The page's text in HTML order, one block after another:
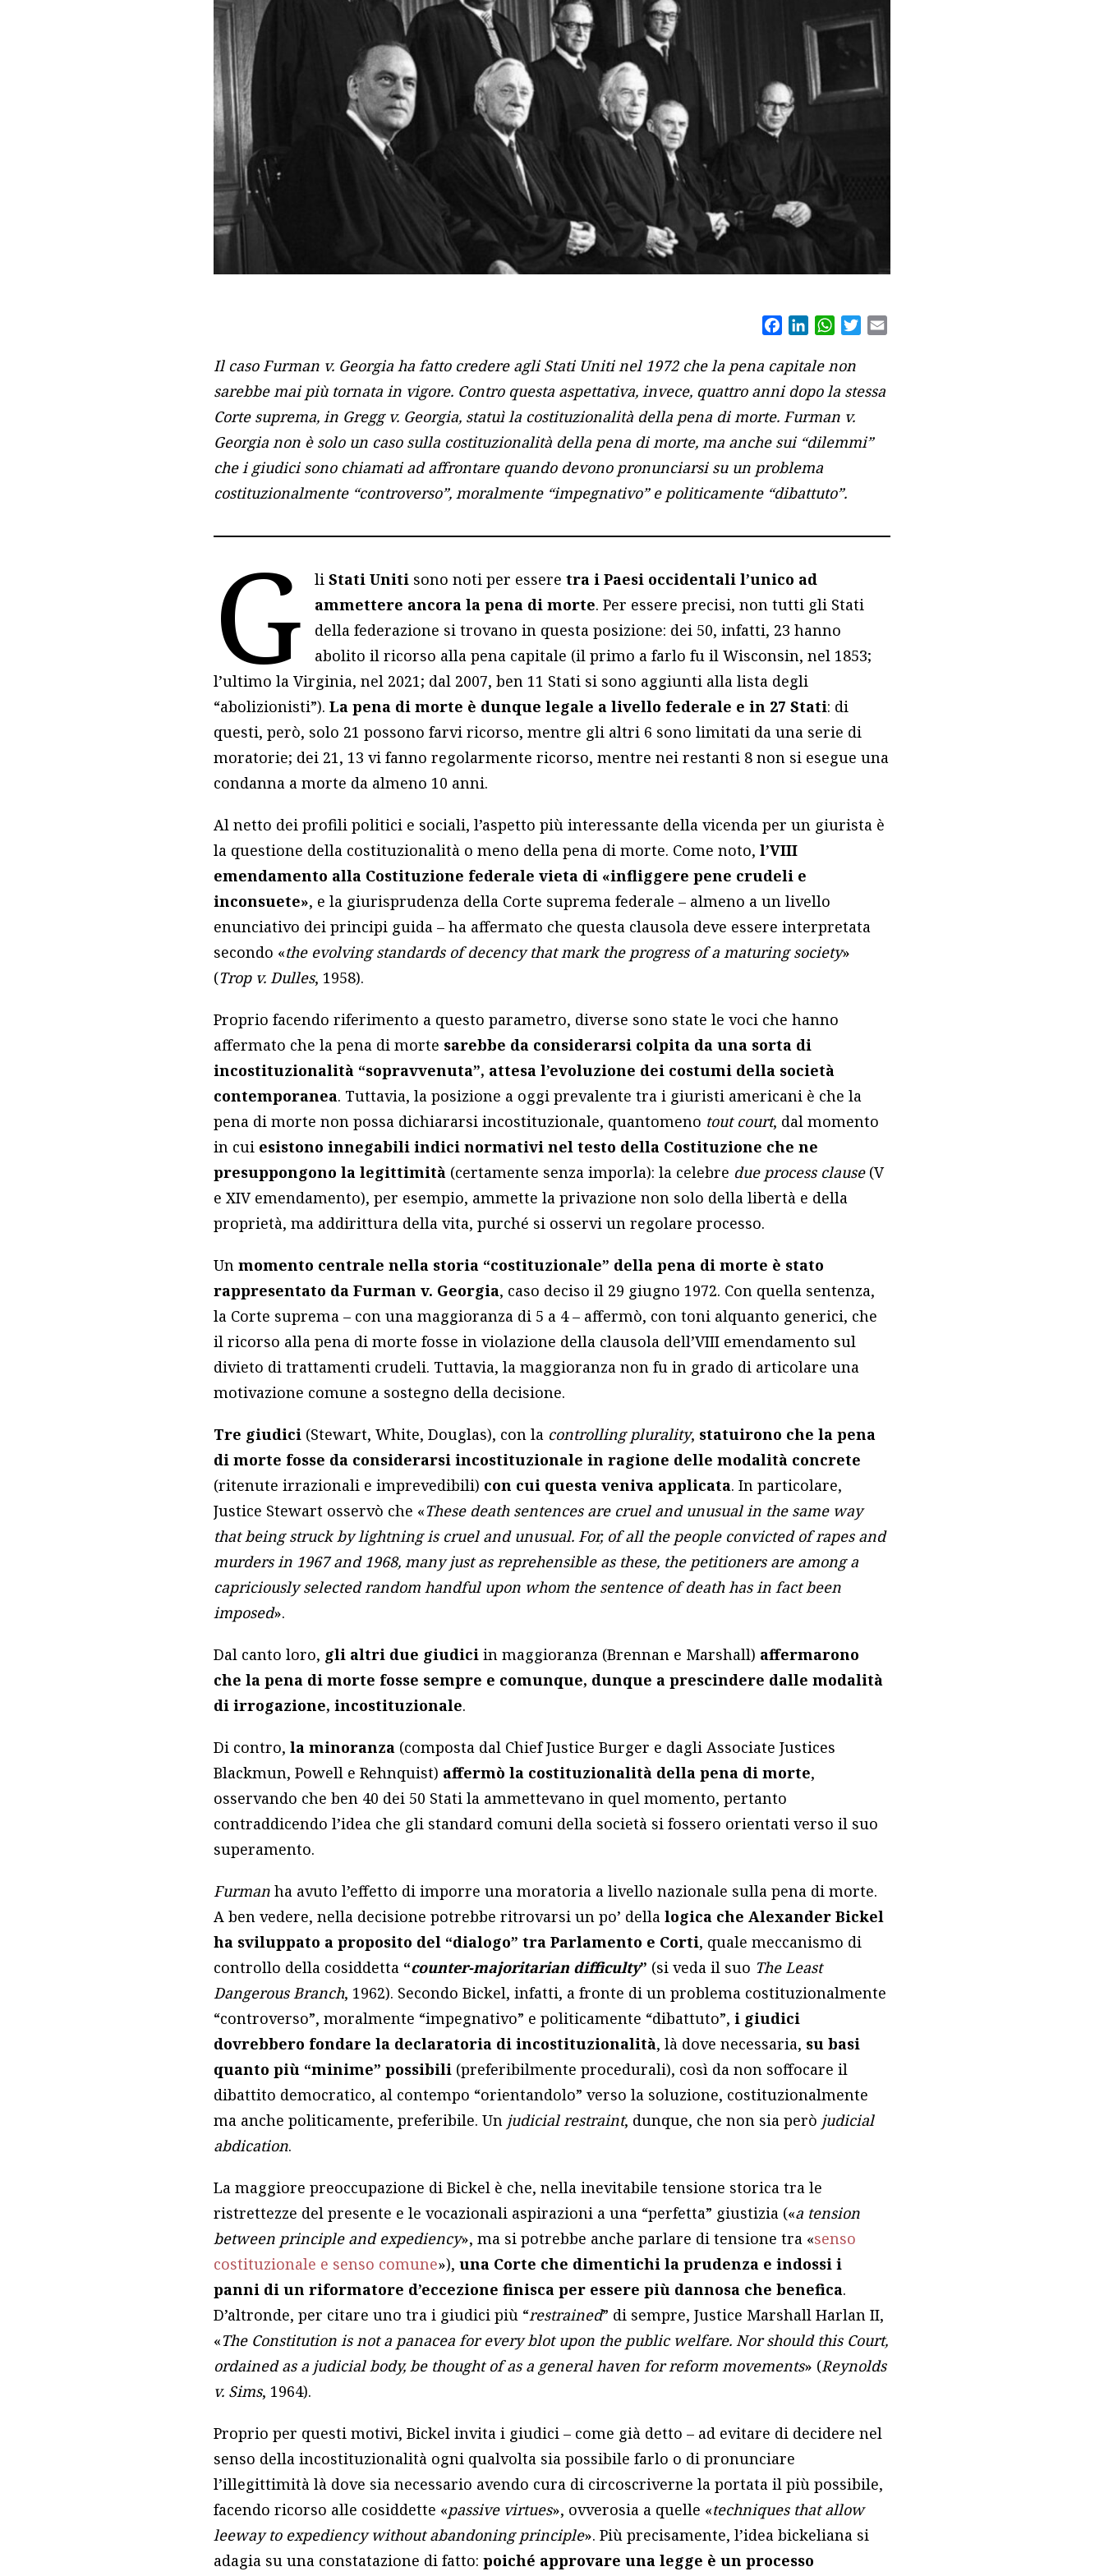
FacebookLinkedInWhatsApp
Twitter
Il caso Furman v. Georgia ha fatto credere agli Stati Uniti nel 1972 che la pena capitale non
sarebbe mai più tornata in vigore. Contro questa aspettativa, invece, quattro anni dopo la stessa
Corte suprema, in Gregg v. Georgia, statuì la costituzionalità della pena di morte. Furman v.
Georgia non è solo un caso sulla costituzionalità della pena di morte, ma anche sui “dilemmi”
che i giudici sono chiamati ad affrontare quando devono pronunciarsi su un problema
costituzionalmente “controverso”, moralmente “impegnativo” e politicamente “dibattuto”.
G liStati Uniti sono noti per esseretra i Paesi occidentali l’unico ad
ammettere ancora la pena di morte. Per essere precisi, non tutti gli Stati
della federazione si trovano in questa posizione: dei 50, infatti, 23 hanno
abolito il ricorso alla pena capitale (il primo a farlo fu il Wisconsin, nel 1853;
l’ultimo la Virginia, nel 2021; dal 2007, ben 11 Stati si sono aggiunti alla lista degli
“abolizionisti”).La pena di morte è dunque legale a livello federale e in 27 Stati: di
questi, però, solo 21 possono farvi ricorso, mentre gli altri 6 sono limitati da una serie di
moratorie; dei 21, 13 vi fanno regolarmente ricorso, mentre nei restanti 8 non si esegue una
condanna a morte da almeno 10 anni.
Al netto dei profili politici e sociali, l’aspetto più interessante della vicenda per un giurista è
la questione della costituzionalità o meno della pena di morte. Come noto,l’VIII
emendamento alla Costituzione federale vieta di «infliggere pene crudeli e
inconsuete», e la giurisprudenza della Corte suprema federale – almeno a un livello
enunciativo dei principi guida – ha affermato che questa clausola deve essere interpretata
secondo «the evolving standards of decency that mark the progress of a maturing society»
(Trop v. Dulles, 1958).
Proprio facendo riferimento a questo parametro, diverse sono state le voci che hanno
affermato che la pena di morte sarebbe da considerarsi colpita da una sorta di
incostituzionalità “sopravvenuta”, attesa l’evoluzione dei costumi della società
contemporanea. Tuttavia, la posizione a oggi prevalente tra i giuristi americani è che la
pena di morte non possa dichiararsi incostituzionale, quantomeno tout court, dal momento
in cui esistono innegabili indici normativi nel testo della Costituzione che ne
presuppongono la legittimità (certamente senza imporla): la celebre due process clause(V
e XIV emendamento), per esempio, ammette la privazione non solo della libertà e della
proprietà, ma addirittura della vita, purché si osservi un regolare processo.
Unmomento centrale nella storia “costituzionale” della pena di morte è stato
rappresentato da Furman v. Georgia, caso deciso il 29 giugno 1972. Con quella sentenza,
la Corte suprema – con una maggioranza di 5 a 4 – affermò, con toni alquanto generici, che
il ricorso alla pena di morte fosse in violazione della clausola dell’VIII emendamento sul
divieto di trattamenti crudeli. Tuttavia, la maggioranza non fu in grado di articolare una
motivazione comune a sostegno della decisione.
Tre giudici (Stewart, White, Douglas), con la controlling plurality, statuirono che la pena
di morte fosse da considerarsi incostituzionale in ragione delle modalità concrete
(ritenute irrazionali e imprevedibili) con cui questa veniva applicata. In particolare,
Justice Stewart osservò che «These death sentences are cruel and unusual in the same way
that being struck by lightning is cruel and unusual. For, of all the people convicted of rapes and
murders in 1967 and 1968, many just as reprehensible as these, the petitioners are among a
capriciously selected random handful upon whom the sentence of death has in fact been
imposed».
Dal canto loro, gli altri due giudici in maggioranza (Brennan e Marshall) affermarono
che la pena di morte fosse sempre e comunque, dunque a prescindere dalle modalità
di irrogazione, incostituzionale.
Di contro,la minoranza (composta dal Chief Justice Burger e dagli Associate Justices
Blackmun, Powell e Rehnquist) affermò la costituzionalità della pena di morte,
osservando che ben 40 dei 50 Stati la ammettevano in quel momento, pertanto
contraddicendo l’idea che gli standard comuni della società si fossero orientati verso il suo
superamento.
Furman ha avuto l’effetto di imporre una moratoria a livello nazionale sulla pena di morte.
A ben vedere, nella decisione potrebbe ritrovarsi un po’ dellalogica che Alexander Bickel
ha sviluppato a proposito del “dialogo” tra Parlamento e Corti, quale meccanismo di
controllo della cosiddetta “counter-majoritarian difficulty” (si veda il suo The Least
Dangerous Branch, 1962). Secondo Bickel, infatti, a fronte di un problema costituzionalmente
“controverso”, moralmente “impegnativo” e politicamente “dibattuto”,i giudici
dovrebbero fondare la declaratoria di incostituzionalità, là dove necessaria, su basi
quanto più “minime” possibili (preferibilmente procedurali), così da non soffocare il
dibattito democratico, al contempo “orientandolo” verso la soluzione, costituzionalmente
ma anche politicamente, preferibile. Un judicial restraint, dunque, che non sia però judicial
abdication.
La maggiore preoccupazione di Bickel è che, nella inevitabile tensione storica tra le
ristrettezze del presente e le vocazionali aspirazioni a una “perfetta” giustizia («a tension
between principle and expediency», ma si potrebbe anche parlare di tensione tra «senso
costituzionale e senso comune»),una Corte che dimentichi la prudenza e indossi i
panni di un riformatore d’eccezione finisca per essere più dannosa che benefica.
D’altronde, per citare uno tra i giudici più “restrained” di sempre, Justice Marshall Harlan II,
«The Constitution is not a panacea for every blot upon the public welfare. Nor should this Court,
ordained as a judicial body, be thought of as a general haven for reform movements» (Reynolds
v. Sims, 1964).
Proprio per questi motivi, Bickel invita i giudici – come già detto – ad evitare di decidere nel
senso della incostituzionalità ogni qualvolta sia possibile farlo o di pronunciare
l’illegittimità là dove sia necessario avendo cura di circoscriverne la portata il più possibile,
facendo ricorso alle cosiddette «passive virtues», ovverosia a quelle «techniques that allow
leeway to expediency without abandoning principle». Più precisamente, l’idea bickeliana si
adagia su una constatazione di fatto:poiché approvare una legge è un processo